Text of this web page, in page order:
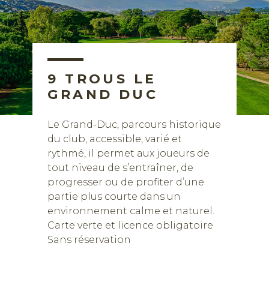
9 TROUS LE
GRAND DUC
Le Grand-Duc, parcours historique
du club, accessible, varié et
rythmé, il permet aux joueurs de
tout niveau de s’entraîner, de
progresser ou de profiter d’une
partie plus courte dans un
environnement calme et naturel.
Carte verte et licence obligatoire
Sans réservation